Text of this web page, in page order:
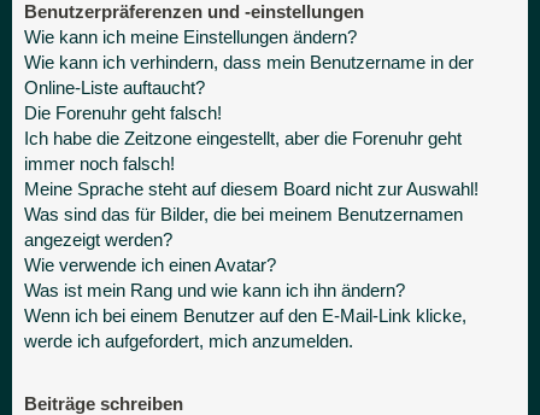
Benutzerpräferenzen und -einstellungen
Wie kann ich meine Einstellungen ändern?
Wie kann ich verhindern, dass mein Benutzername in der
Online-Liste auftaucht?
Die Forenuhr geht falsch!
Ich habe die Zeitzone eingestellt, aber die Forenuhr geht
immer noch falsch!
Meine Sprache steht auf diesem Board nicht zur Auswahl!
Was sind das für Bilder, die bei meinem Benutzernamen
angezeigt werden?
Wie verwende ich einen Avatar?
Was ist mein Rang und wie kann ich ihn ändern?
Wenn ich bei einem Benutzer auf den E-Mail-Link klicke,
werde ich aufgefordert, mich anzumelden.
Beiträge schreiben